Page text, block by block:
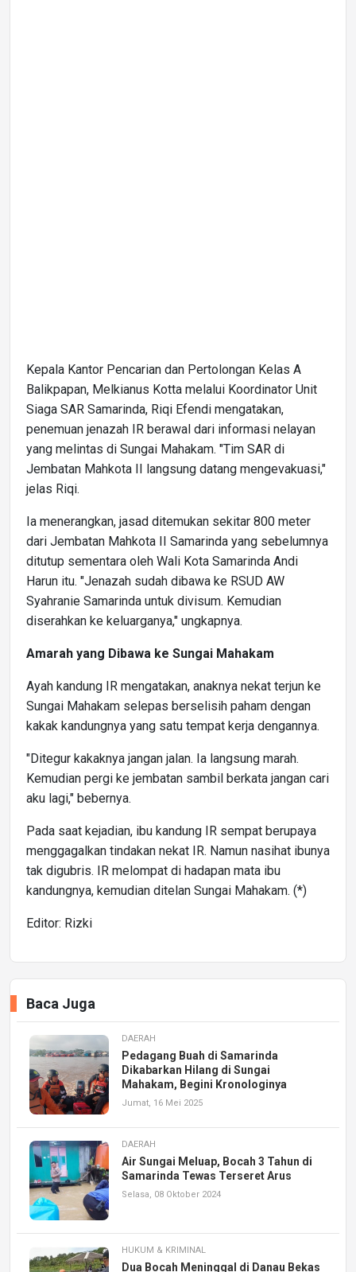
Kepala Kantor Pencarian dan Pertolongan Kelas A
Balikpapan, Melkianus Kotta melalui Koordinator Unit
Siaga SAR Samarinda, Riqi Efendi mengatakan,
penemuan jenazah IR berawal dari informasi nelayan
yang melintas di Sungai Mahakam. "Tim SAR di
Jembatan Mahkota II langsung datang mengevakuasi,"
jelas Riqi.
Ia menerangkan, jasad ditemukan sekitar 800 meter
dari Jembatan Mahkota II Samarinda yang sebelumnya
ditutup sementara oleh Wali Kota Samarinda Andi
Harun itu. "Jenazah sudah dibawa ke RSUD AW
Syahranie Samarinda untuk divisum. Kemudian
diserahkan ke keluarganya," ungkapnya.
Amarah yang Dibawa ke Sungai Mahakam
Ayah kandung IR mengatakan, anaknya nekat terjun ke
Sungai Mahakam selepas berselisih paham dengan
kakak kandungnya yang satu tempat kerja dengannya.
"Ditegur kakaknya jangan jalan. Ia langsung marah.
Kemudian pergi ke jembatan sambil berkata jangan cari
aku lagi," bebernya.
Pada saat kejadian, ibu kandung IR sempat berupaya
menggagalkan tindakan nekat IR. Namun nasihat ibunya
tak digubris. IR melompat di hadapan mata ibu
kandungnya, kemudian ditelan Sungai Mahakam. (*)
Editor: Rizki
Baca Juga
DAERAH
Pedagang Buah di Samarinda
Dikabarkan Hilang di Sungai
Mahakam, Begini Kronologinya
Jumat, 16 Mei 2025
DAERAH
Air Sungai Meluap, Bocah 3 Tahun di
Samarinda Tewas Terseret Arus
Selasa, 08 Oktober 2024
HUKUM & KRIMINAL
Dua Bocah Meninggal di Danau Bekas